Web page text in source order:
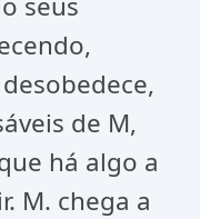
de M,
há algo a
M. chega a